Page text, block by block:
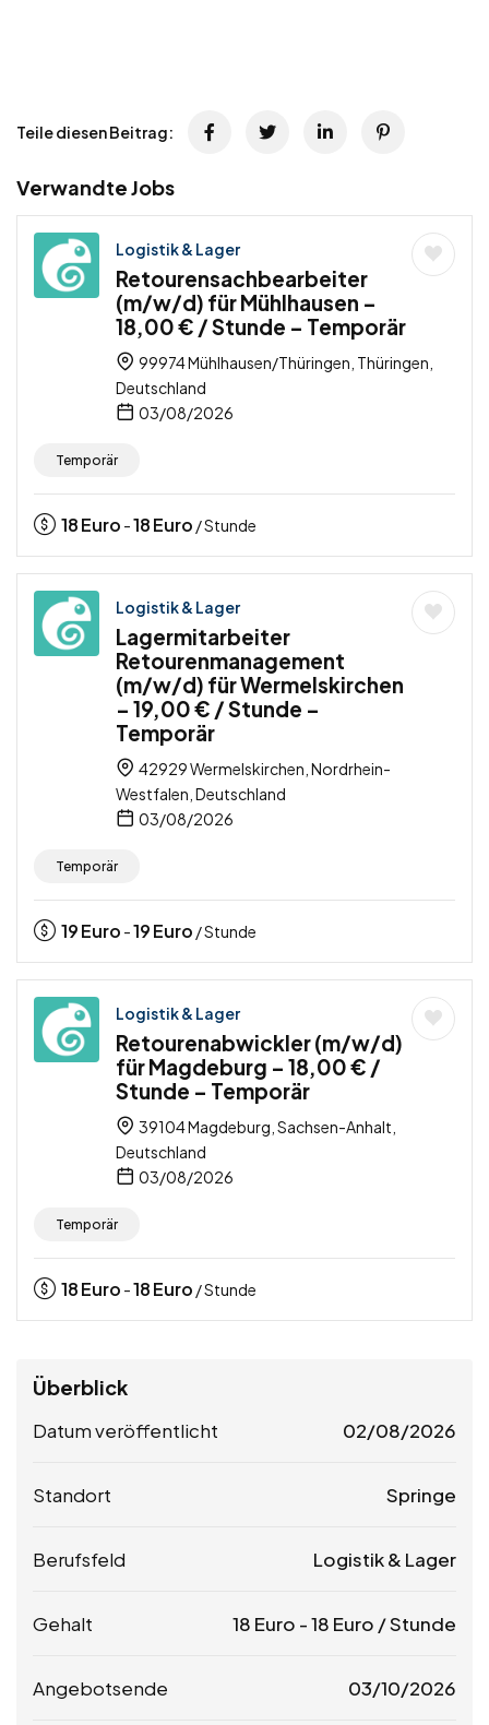
Teile diesen Beitrag:
Verwandte Jobs
Logistik & Lager
Retourensachbearbeiter
(m/w/d) für Mühlhausen –
18,00 € / Stunde – Temporär
99974 Mühlhausen/Thüringen, Thüringen,
Deutschland
03/08/2026
Temporär
18Euro -18Euro / Stunde
Logistik & Lager
Lagermitarbeiter
Retourenmanagement
(m/w/d) für Wermelskirchen
– 19,00 € / Stunde –
Temporär
42929 Wermelskirchen, Nordrhein-
Westfalen, Deutschland
03/08/2026
Temporär
19Euro -19Euro / Stunde
Logistik & Lager
Retourenabwickler (m/w/d)
für Magdeburg – 18,00 € /
Stunde – Temporär
39104 Magdeburg, Sachsen-Anhalt,
Deutschland
03/08/2026
Temporär
18Euro -18Euro / Stunde
Überblick
Datum veröffentlicht 02/08/2026
Standort Springe
Berufsfeld Logistik & Lager
Gehalt 18 Euro -18 Euro / Stunde
Angebotsende 03/10/2026